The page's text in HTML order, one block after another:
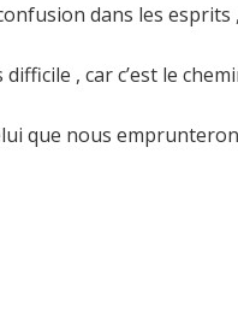
dans les esprits
, car c’est le
que nous